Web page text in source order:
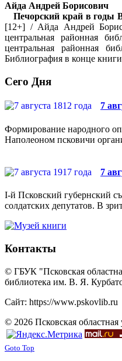
Айда Андрей Борисович
Печорский край в годы
[12+] / Айда Андрей
центральная районная
центральная районная
Библиография в конце
Сего Дня
7
Формирование народного
Наполеоном псковичи
7
I-й Псковский губернский
солдатских депутатов. В
Контакты
© ГБУК "Псковская
библиотека им. В. Я.
Сайт: https://www.pskovlib.ru
© 2026 Псковская областная
Goto Top